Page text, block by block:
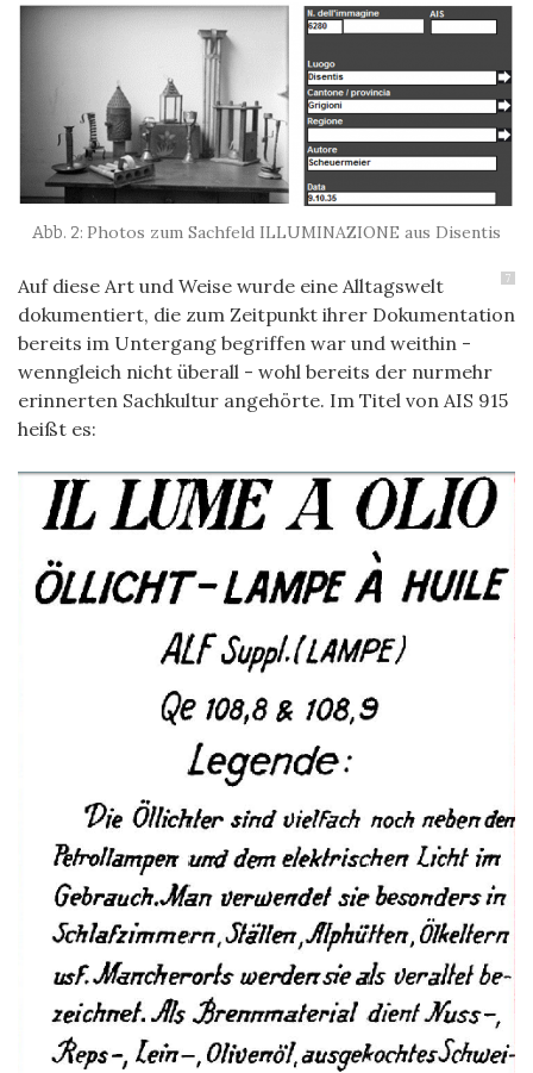
Photos zum Sachfeld ILLUMINAZIONE aus Disentis
7
Auf diese Art und Weise wurde eine Alltagswelt
dokumentiert, die zum Zeitpunkt ihrer Dokumentation
bereits im Untergang begriffen war und weithin -
wenngleich nicht überall - wohl bereits der nurmehr
erinnerten Sachkultur angehörte. Im Titel von AIS 915
heißt es: